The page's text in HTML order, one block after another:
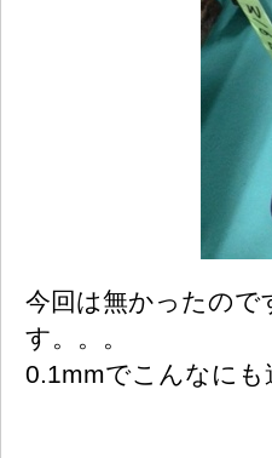
今回は無かったの
す。。。
0.1mmでこんなに